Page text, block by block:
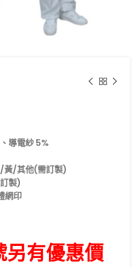
導電紗 5%
/其他(需訂製)
製)
網印
另有優惠價